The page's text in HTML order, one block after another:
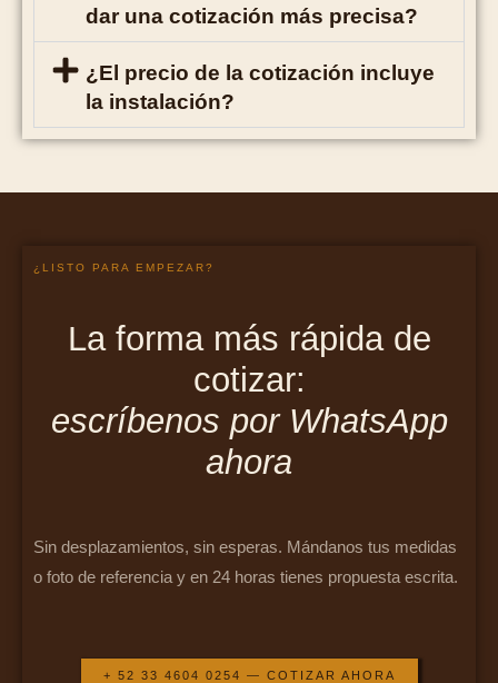
dar una cotización más precisa?
¿El precio de la cotización incluye
la instalación?
¿LISTO PARA EMPEZAR?
La forma más rápida de
cotizar:
escríbenos por WhatsApp
ahora
Sin desplazamientos, sin esperas. Mándanos tus medidas
o foto de referencia y en 24 horas tienes propuesta escrita.
+ 52 33 4604 0254 — COTIZAR AHORA